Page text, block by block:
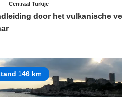
Centraal Turkije
door het vulkanische
146 km